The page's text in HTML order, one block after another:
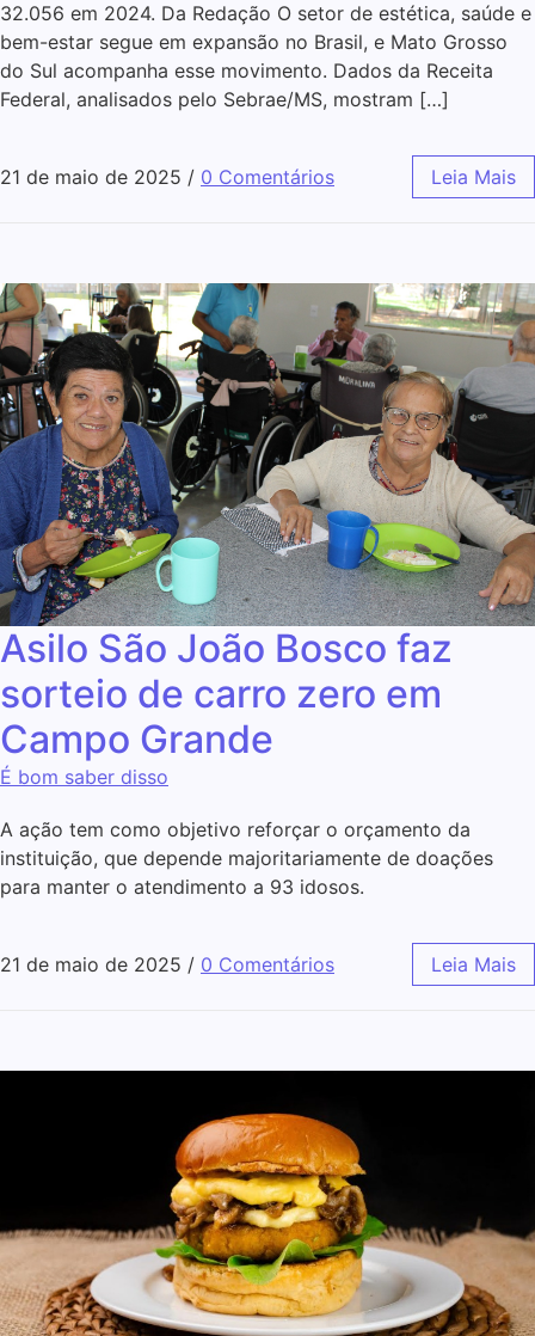
32.056 em 2024. Da Redação O setor de estética, saúde e
bem-estar segue em expansão no Brasil, e Mato Grosso
do Sul acompanha esse movimento. Dados da Receita
Federal, analisados pelo Sebrae/MS, mostram […]
21 de maio de 2025 / 0 Comentários Leia Mais
Asilo São João Bosco faz
sorteio de carro zero em
Campo Grande
É bom saber disso
A ação tem como objetivo reforçar o orçamento da
instituição, que depende majoritariamente de doações
para manter o atendimento a 93 idosos.
21 de maio de 2025 / 0 Comentários Leia Mais